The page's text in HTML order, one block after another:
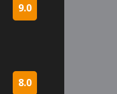
9.0
8.0